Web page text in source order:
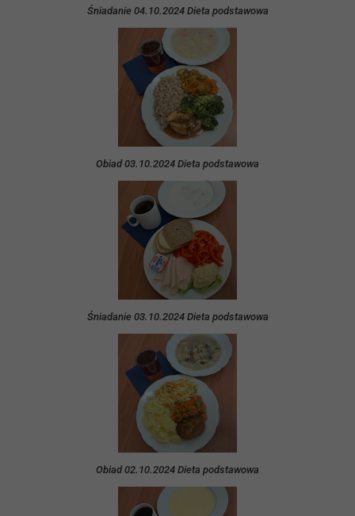
Śniadanie 04.10.2024 Dieta podstawowa
Obiad 03.10.2024 Dieta podstawowa
Śniadanie 03.10.2024 Dieta podstawowa
Obiad 02.10.2024 Dieta podstawowa